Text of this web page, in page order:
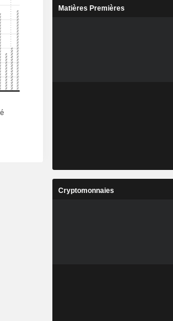
Matières Premières
Cryptomonnaies